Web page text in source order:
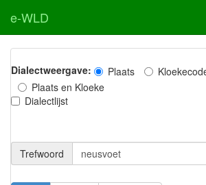
e-WLD
Dialectweergave: Plaats
Plaats en Kloeke
Dialectlijst
Trefwoord